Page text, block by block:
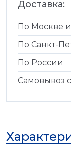
Доставка:
По Москве
По Санкт-
По России
Самовывоз